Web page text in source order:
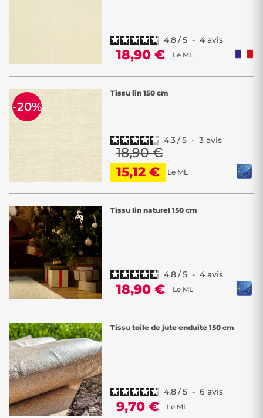
4.8/5 - 4 avis
18,90 € Le ML
Tissu lin 150 cm
4.3/5 - 3 avis
18,90 €
15,12 €
Le ML
-20%
Tissu lin naturel 150 cm
4.8/5 - 4 avis
18,90 € Le ML
Tissu toile de jute enduite 150 cm
4.8/5 - 6 avis
9,70 € Le ML